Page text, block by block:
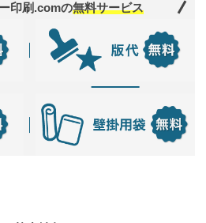
印刷.comの無料サービス